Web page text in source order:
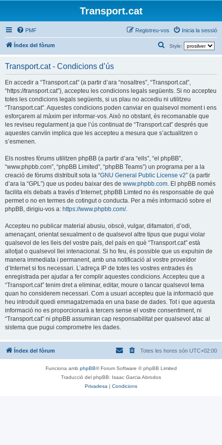
Transport.cat
PMF Inicia la sessió
Registreu-vos
Índex del fòrum Style:
e
c
a
Transport.cat - Condicions d’ús
En accedir a “Transport.cat” (a partir d’ara “nosaltres”, “Transport.cat”,
“https://transport.cat”), accepteu les condicions legals següents. Si no accepteu
totes les condicions legals següents, si us plau no accediu ni utilitzeu
“Transport.cat”. Aquestes condicions poden canviar en qualsevol moment i ens
esforçarem al màxim per informar-vos. Això no obstant, és recomanable que
les reviseu regularment ja que l’ús continuat de “Transport.cat” després que
aquestes canvïin implica que les accepteu a mesura que s’actualitzen o
s’esmenen.
Els nostres fòrums utilitzen phpBB (a partir d’ara “ells”, “el phpBB”,
“www.phpbb.com”, “phpBB Limited”, “phpBB Teams”) un programa per a la
creació de fòrums distribuït sota la “GNU General Public License v2” (a partir
d’ara la “GPL”) que us podeu baixar des de www.phpbb.com . El phpBB només
facilita els debats a través d’Internet; phpBB Limted no és responsable de què
permet o no en termes de cotingut o conducta. Per a més informació sobre el
phpBB, dirigiu-vos a: https://www.phpbb.com/.
Accepteu no publicar material abusiu, obscè, vulgar, difamatori, d’odi,
amenaçant, orientat sexualment o de qualsevol altre tipus que pugui violar
qualsevol de les lleis del vostre país, del país en què “Transport.cat” està
allotjat o qualsevol llei intenacional. Si ho feu, és possible que us expulsin de
manera immediata i permanent, amb una notificació al vostre proveïdor
d’Internet si fos necessari. L’adreça IP de totes les vostres entrades és
enregistrada per ajudar a fer complir aquestes condicions. Accepteu que a
“Transport.cat” tenim dret a eliminar, editar, moure o tancar qualsevol tema
quan ho considerem necessari. Com a usuari accepteu que la informació que
heu introduït quedi emmagatzemada en una base de dades. Tot i que aquesta
informació no es proporcionarà a tercers sense el vostre consentiment, ni
“Transport.cat” ni phpBB assumiran cap responsabilitat per qualsevol atac al
sistema que pugui comprometre les dades.
Índex del fòrum Totes les hores són UTC+02:00
Funciona amb phpBB® Forum Software © phpBB Limited
Traducció del phpBB: Isaac Garcia Abrodos
Privadesa | Condicions